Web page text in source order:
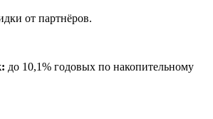
от партнёров.
до 10,1% годовых по накопительному